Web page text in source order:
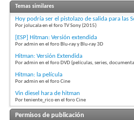
Temas similares
Hoy podría ser el pistolazo de salida para las
Por jolucala en el foro TV Sony (2015)
[ESP] Hitman: Versión extendida
Por admin en el foro Blu-ray y Blu-ray 3D
Hitman: Versión Extendida
Por admin en el foro DVD (películas, series,
Hitman: la película
Por admin en el foro Cine
Vin diesel hara de hitman
Por teniente_rico en el foro Cine
Permisos de publicación